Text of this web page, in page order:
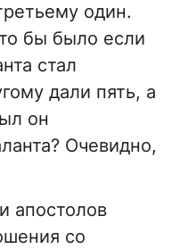
один.
бы было если
стал
дали пять, а
он
Очевидно,
апостолов
со